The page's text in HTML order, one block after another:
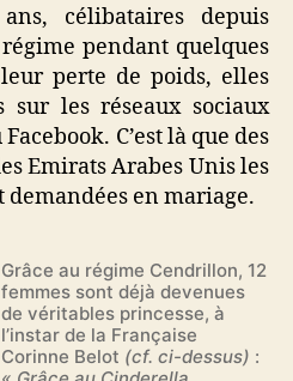
célibataires depuis
pendant quelques
perte de poids, elles
sur les réseaux sociaux
C’est là que des
Emirats Arabes Unis les
demandées en mariage.
Grâce au régime Cendrillon, 12
femmes sont déjà devenues
de véritables princesse, à
l’instar de la Française
Corinne Belot (cf. ci-dessus) :